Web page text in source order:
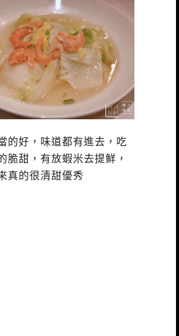
的好，味道都有進去，吃
脆甜，有放蝦米去提鮮，
真的很清甜優秀